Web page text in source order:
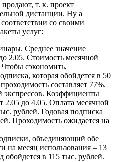
т. к. проект
дистанции. Ну а
со своими
услуг:
Среднее значение
2.05. Стоимость месячной
сэкономить,
которая обойдется в 50
составляет 77%.
экспрессов. Коэффициенты
2.05 до 4.05. Оплата месячной
рублей. Годовая подписка
Проходимость ожидается на
объединяющий обе
на месяц использования – 13
обойдется в 115 тыс. рублей.